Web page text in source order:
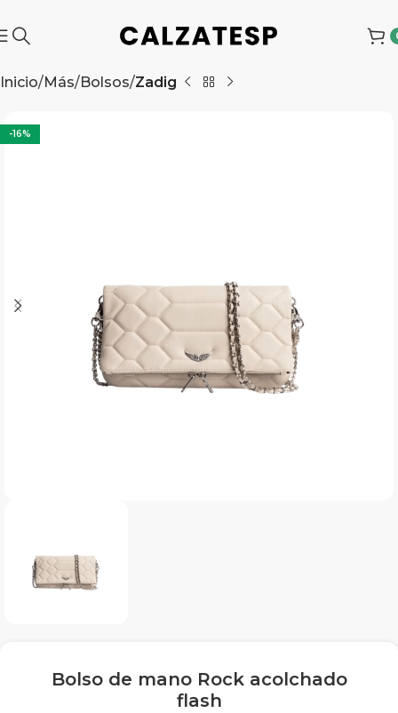
Inicio Más Bolsos Zadig
-16%
Bolso de mano Rock acolchado
flash